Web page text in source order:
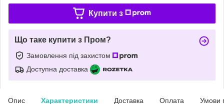
Купити з
Що таке купити з Пром?
Замовлення під захистом
Доступна доставка
Опис Характеристики Доставка Оплата Умови